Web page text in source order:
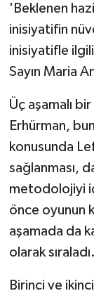
'Beklenen
inisiyatifin
inisiyatifle ilgili
Sayın Maria
Üç aşamalı
Erhürman,
konusunda
sağlanması,
metodolojiyi
önce oyunun
aşamada da
olarak sıraladı.
Birinci ve